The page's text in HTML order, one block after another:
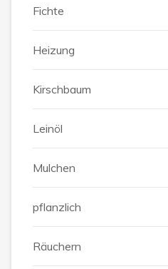
Fichte
Heizung
Kirschbaum
Leinöl
Mulchen
pflanzlich
Räuchern